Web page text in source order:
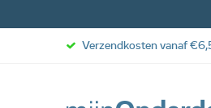
Verzendkosten vanaf